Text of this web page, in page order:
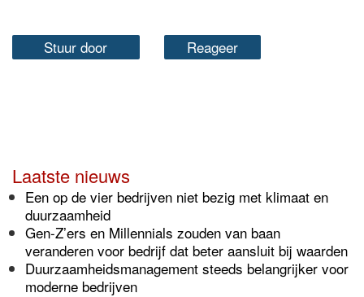
Stuur door Reageer
Laatste nieuws
Een op de vier bedrijven niet bezig met klimaat en
duurzaamheid
Gen-Z’ers en Millennials zouden van baan
veranderen voor bedrijf dat beter aansluit bij waarden
Duurzaamheidsmanagement steeds belangrijker voor
moderne bedrijven